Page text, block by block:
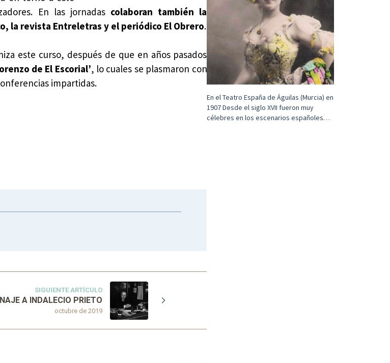
En las jornadas colaboran también la
la revista Entreletras y el periódico El Obrero.
este curso, después de que en años pasados
de El Escorial’, lo cuales se plasmaron con
impartidas.
SIGUIENTE ARTÍCULO
octubre de 2019
A INDALECIO PRIETO
En el Teatro España de Águilas (Murcia) en
1907 Desde el siglo XVII fueron muy
célebres en los escenarios españoles…